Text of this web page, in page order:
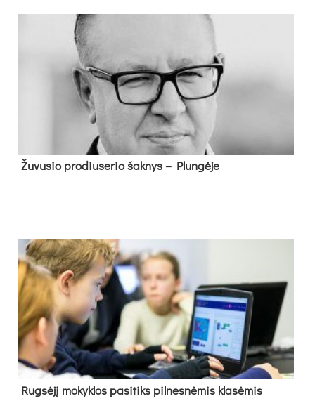
Žu­vu­sio pro­diu­se­rio šak­nys – Plun­gė­je
Rug­sė­jį mo­kyk­los pa­si­tiks pil­nes­nė­mis kla­sė­mis